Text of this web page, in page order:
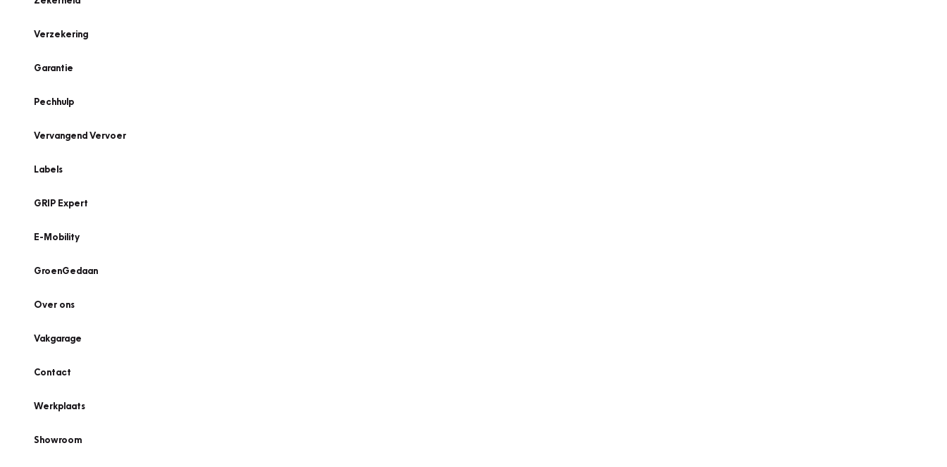
Verzekering
Garantie
Pechhulp
Vervangend Vervoer
Labels
GRIP Expert
E-Mobility
GroenGedaan
Over ons
Vakgarage
Contact
Werkplaats
Showroom